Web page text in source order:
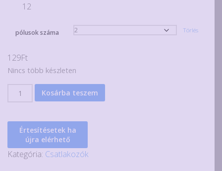
12
pólusok száma Törlés
129Ft
Nincs több készleten
Összedugható
sorkapocs
(15EDG)
többféle
Kosárba teszem
Értesítésetek ha
újra elérhető
Kategória: Csatlakozók